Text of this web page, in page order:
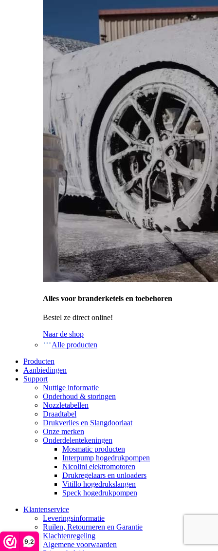
9,2
Alles voor branderketels en toebehoren
Bestel ze direct online!
Naar de shop
Alle producten
Producten
Aanbiedingen
Support
Nuttige informatie
Onderhoud & storingen
Nozzletabellen
Draadtabel
Drukverlies en Slangdoorlaat
Onze merken
Onderdelentekeningen
Mosmatic producten
Interpump hogedrukpompen
Nicolini elektromotoren
Drukregelaars en unloaders
Vitillo hogedrukslangen
Speck hogedrukpompen
Klantenservice
Leveringsinformatie
Ruilen, Retourneren en Garantie
Klachtenregeling
Algemene voorwaarden